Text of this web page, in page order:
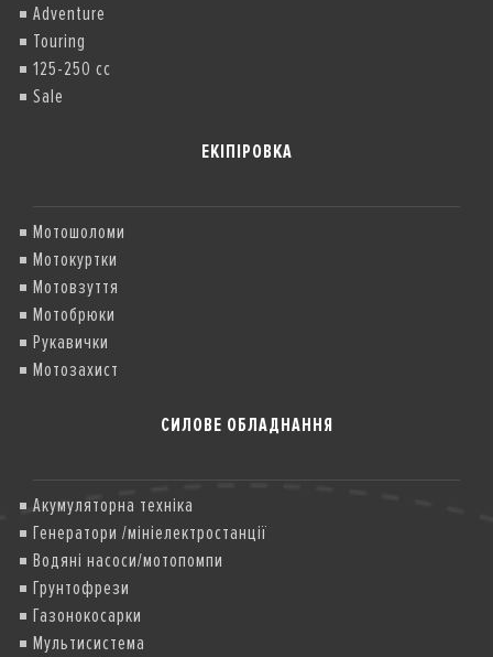
Adventure
Touring
125-250 cc
Sale
ЕКІПІРОВКА
Мотошоломи
Мотокуртки
Мотовзуття
Мотобрюки
Рукавички
Мотозахист
СИЛОВЕ ОБЛАДНАННЯ
Акумуляторна техніка
Генератори /мініелектростанції
Водяні насоси/мотопомпи
Грунтофрези
Газонокосарки
Мультисистема